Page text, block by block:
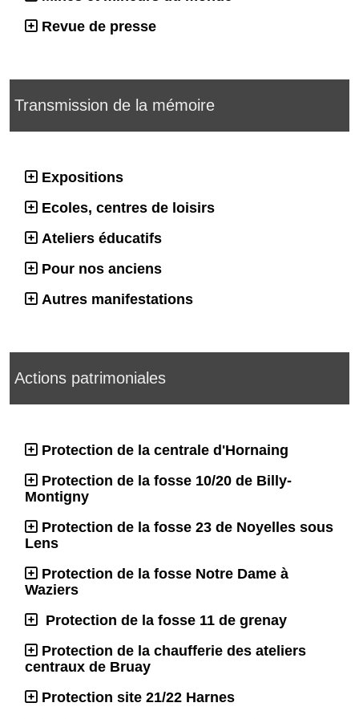
Revue de presse
Transmission de la mémoire
Expositions
Ecoles, centres de loisirs
Ateliers éducatifs
Pour nos anciens
Autres manifestations
Actions patrimoniales
Protection de la centrale d'Hornaing
Protection de la fosse 10/20 de Billy-
Montigny
Protection de la fosse 23 de Noyelles sous
Lens
Protection de la fosse Notre Dame à
Waziers
Protection de la fosse 11 de grenay
Protection de la chaufferie des ateliers
centraux de Bruay
Protection site 21/22 Harnes